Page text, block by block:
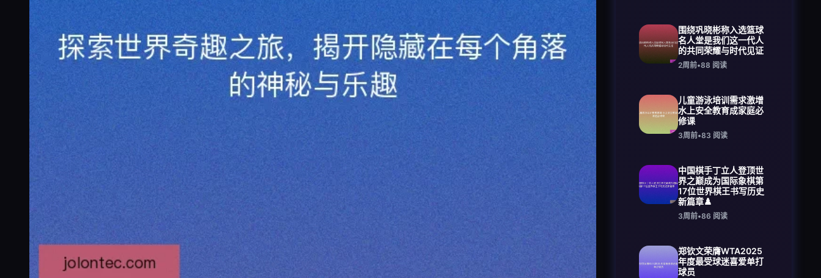
围绕巩晓彬称入选篮球
名人堂是我们这一代人
的共同荣耀与时代见证
2周前•88 阅读
儿童游泳培训需求激增
水上安全教育成家庭必
修课
3周前•83 阅读
中国棋手丁立人登顶世
界之巅成为国际象棋第
17位世界棋王书写历史
新篇章♟️
3周前•86 阅读
郑钦文荣膺WTA2025
年度最受球迷喜爱单打
球员